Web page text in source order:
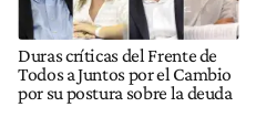
Duras críticas del Frente de
Todos a Juntos por el Cambio
por su postura sobre la deuda